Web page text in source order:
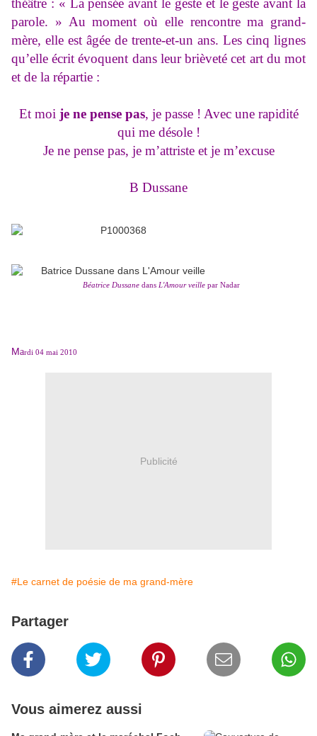
théâtre : « La pensée avant le geste et le geste avant la
parole. » Au moment où elle rencontre ma grand-
mère, elle est âgée de trente-et-un ans. Les cinq lignes
qu’elle écrit évoquent dans leur brièveté cet art du mot
et de la répartie :
Et moi je ne pense pas, je passe ! Avec une rapidité
qui me désole !
Je ne pense pas, je m’attriste et je m’excuse
B Dussane
Béatrice Dussane dans L'Amour veille par Nadar
Mardi 04 mai 2010
Publicité
#Le carnet de poésie de ma grand-mère
Partager
Vous aimerez aussi